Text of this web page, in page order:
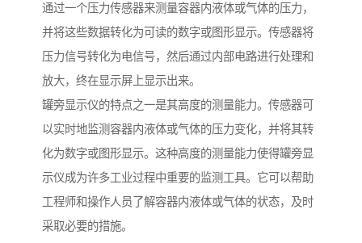
通过一个压力传感器来测量容器内液体或气体的压力，
并将这些数据转化为可读的数字或图形显示。传感器将
压力信号转化为电信号，然后通过内部电路进行处理和
放大，终在显示屏上显示出来。
罐旁显示仪的特点之一是其高度的测量能力。传感器可
以实时地监测容器内液体或气体的压力变化，并将其转
化为数字或图形显示。这种高度的测量能力使得罐旁显
示仪成为许多工业过程中重要的监测工具。它可以帮助
工程师和操作人员了解容器内液体或气体的状态，及时
采取必要的措施。